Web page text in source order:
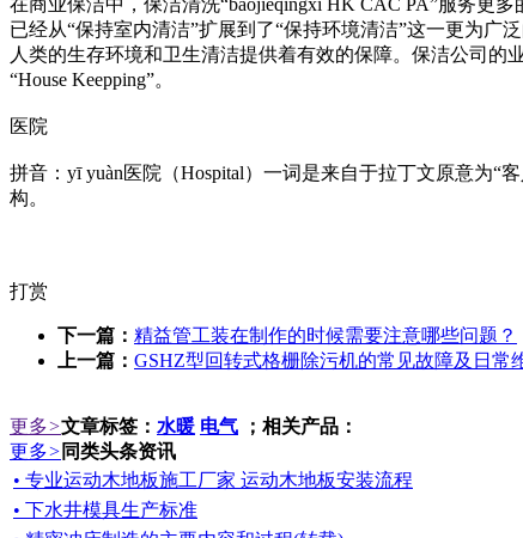
在商业保洁中，保洁清洗“baojieqingxi HK CAC PA”服务更
已经从“保持室内清洁”扩展到了“保持环境清洁”这一更为
人类的生存环境和卫生清洁提供着有效的保障。保洁公司的
“House Keepping”。
医院
拼音：yī yuàn医院（Hospital）一词是来自于拉丁文原意为
构。
打赏
下一篇： 精益管工装在制作的时候需要注意哪些问题？
上一篇： GSHZ型回转式格栅除污机的常见故障及日常
更多>文章标签： 水暖 电气 ；相关产品：
更多> 同类头条资讯
• 专业运动木地板施工厂家 运动木地板安装流程
• 下水井模具生产标准